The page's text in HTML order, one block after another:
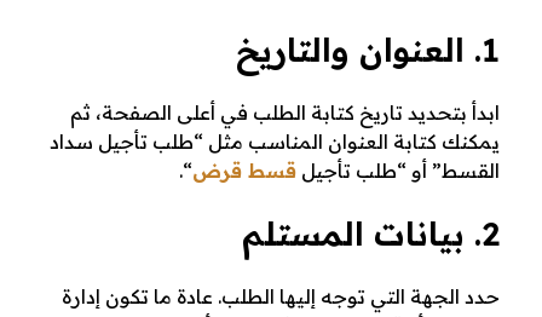
ب
ا
ل
خ
ط
1. العنوان والتاريخ
ابدأ بتحديد تاريخ كتابة الطلب في أعلى الصفحة، ثم
يمكنك كتابة العنوان المناسب مثل “طلب تأجيل سداد
القسط” أو “طلب تأجيل قسط قرض“.
2. بيانات المستلم
حدد الجهة التي توجه إليها الطلب. عادة ما تكون إدارة